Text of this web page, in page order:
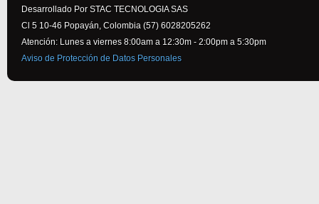
Desarrollado Por STAC TECNOLOGIA SAS
Cl 5 10-46 Popayán, Colombia (57) 6028205262
Atención: Lunes a viernes 8:00am a 12:30m - 2:00pm a 5:30pm
Aviso de Protección de Datos Personales